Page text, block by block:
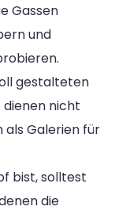
Gassen
und
gestalteten
dienen nicht
als Galerien für
bist, solltest
die